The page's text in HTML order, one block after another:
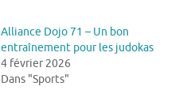
Alliance Dojo 71 – Un bon
entraînement pour les judokas
4 février 2026
Dans "Sports"